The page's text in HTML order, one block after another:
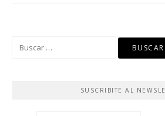
SUSCRIBITE AL